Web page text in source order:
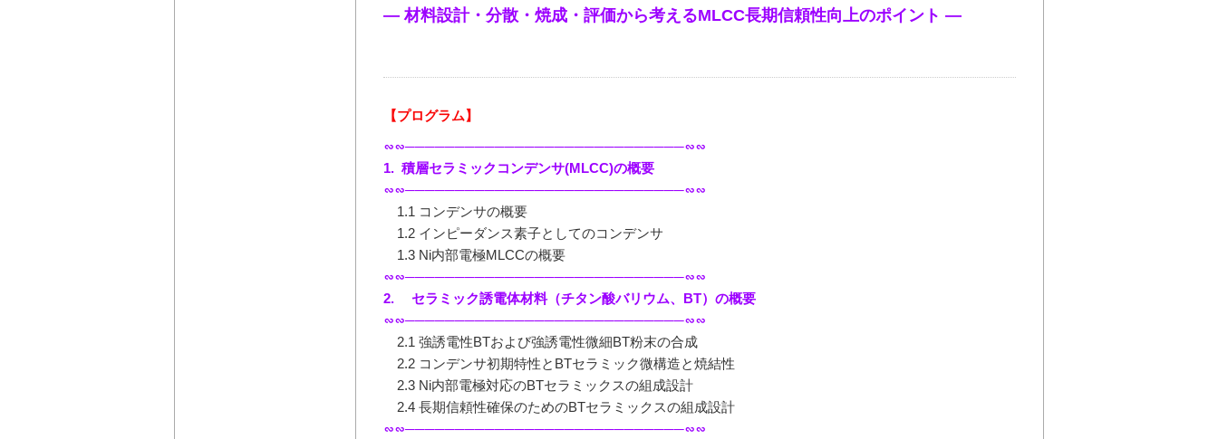
― 材料設計・分散・焼成・評価から考えるMLCC長期信頼性向上のポイント ―
【プログラム】
∽∽────────────────────────────∽∽
1. 積層セラミックコンデンサ(MLCC)の概要
∽∽────────────────────────────∽∽
1.1 コンデンサの概要
1.2 インピーダンス素子としてのコンデンサ
1.3 Ni内部電極MLCCの概要
∽∽────────────────────────────∽∽
2. セラミック誘電体材料（チタン酸バリウム、BT）の概要
∽∽────────────────────────────∽∽
2.1 強誘電性BTおよび強誘電性微細BT粉末の合成
2.2 コンデンサ初期特性とBTセラミック微構造と焼結性
2.3 Ni内部電極対応のBTセラミックスの組成設計
2.4 長期信頼性確保のためのBTセラミックスの組成設計
∽∽────────────────────────────∽∽